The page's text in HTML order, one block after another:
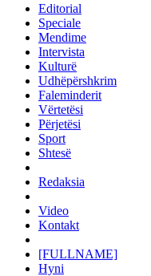
Editorial
Speciale
Mendime
Intervista
Kulturë
Udhëpërshkrim
Faleminderit
Vërtetësi
Përjetësi
Sport
Shtesë
Redaksia
Video
Kontakt
[FULLNAME]
Hyni